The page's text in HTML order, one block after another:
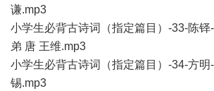
谦.mp3
小学生必背古诗词（指定篇目）-33-陈
弟 唐 王维.mp3
小学生必背古诗词（指定篇目）-34-方明
锡.mp3